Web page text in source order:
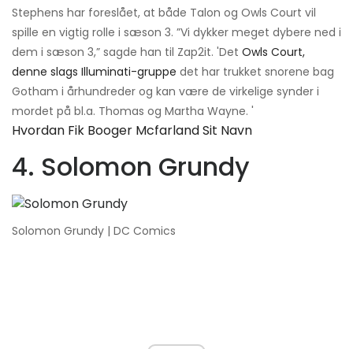
Stephens har foreslået, at både Talon og Owls Court vil
spille en vigtig rolle i sæson 3. ”Vi dykker meget dybere ned i
dem i sæson 3,” sagde han til Zap2it. 'Det Owls Court,
denne slags Illuminati-gruppe det har trukket snorene bag
Gotham i århundreder og kan være de virkelige synder i
mordet på bl.a. Thomas og Martha Wayne. '
Hvordan Fik Booger Mcfarland Sit Navn
4. Solomon Grundy
Solomon Grundy | DC Comics